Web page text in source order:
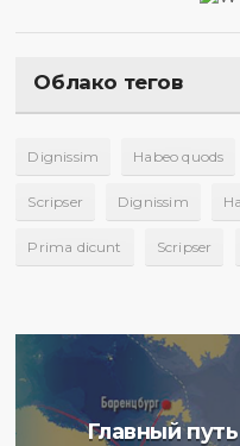
Облако тегов
Dignissim Habeo quods
Scripser Dignissim
Prima dicunt Scripser
Главный